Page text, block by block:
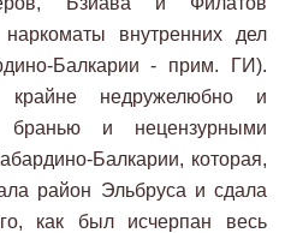
внутренних дел
Балкарии - прим. ГИ).
недружелюбно и
бранью и нецензурными
Балкарии, которая,
район Эльбруса и сдала
как был исчерпан весь